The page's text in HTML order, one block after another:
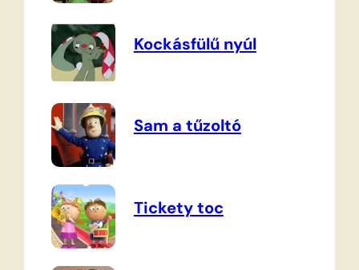
Kockásfülű nyúl
Sam a tűzoltó
Tickety toc